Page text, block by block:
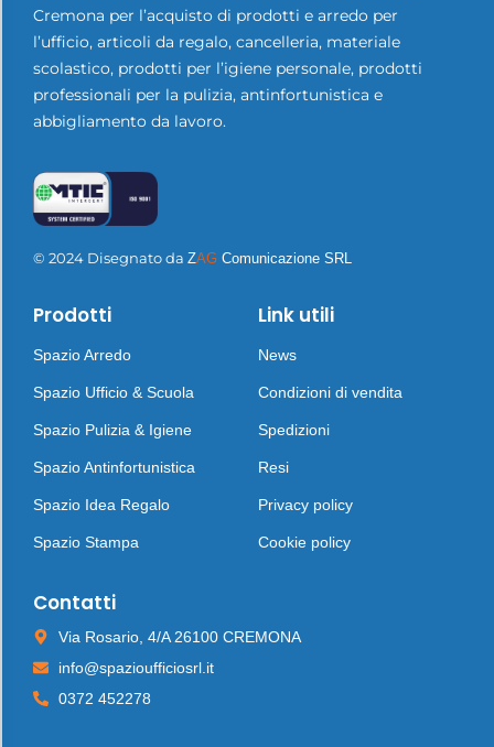
Cremona per l’acquisto di prodotti e arredo per
l’ufficio, articoli da regalo, cancelleria, materiale
scolastico, prodotti per l’igiene personale, prodotti
professionali per la pulizia, antinfortunistica e
abbigliamento da lavoro.
© 2024 Disegnato da ZAG Comunicazione SRL
Prodotti
Spazio Arredo
Spazio Ufficio & Scuola
Spazio Pulizia & Igiene
Spazio Antinfortunistica
Spazio Idea Regalo
Spazio Stampa
Link utili
News
Condizioni di vendita
Spedizioni
Resi
Privacy policy
Cookie policy
Contatti
Via Rosario, 4/A 26100 CREMONA
info@spazioufficiosrl.it
0372 452278